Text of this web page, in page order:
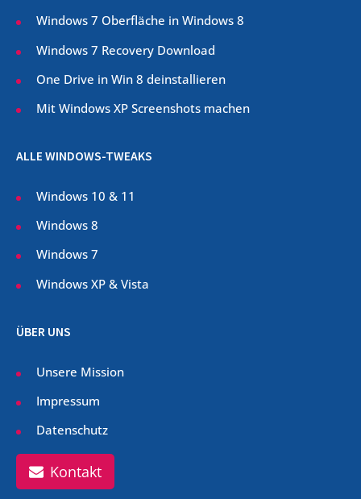
Windows 7 Oberfläche in Windows 8
Windows 7 Recovery Download
One Drive in Win 8 deinstallieren
Mit Windows XP Screenshots machen
ALLE WINDOWS-TWEAKS
Windows 10 & 11
Windows 8
Windows 7
Windows XP & Vista
ÜBER UNS
Unsere Mission
Impressum
Datenschutz
Kontakt